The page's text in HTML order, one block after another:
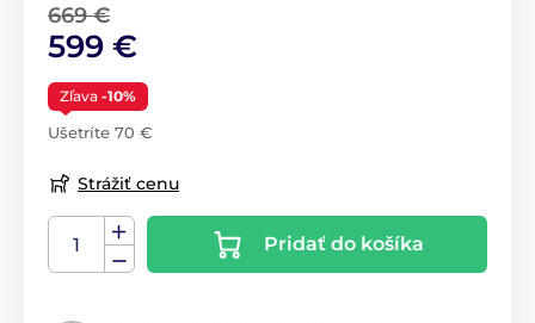
669 €
599 €
Zľava -10%
Ušetríte 70 €
Strážiť cenu
Pridať do košíka